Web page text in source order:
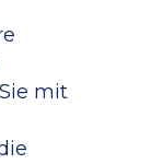
mit